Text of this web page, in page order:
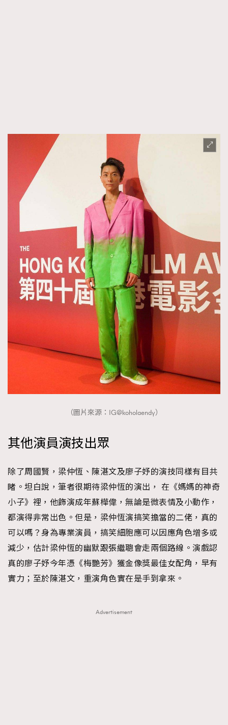
（圖片來源：IG@koholaendy）
其他演員演技出眾
除了周國賢，梁仲恆、陳湛文及廖子妤的演技同樣有目共
睹。坦白說，筆者很期待梁仲恆的演出， 在《媽媽的神奇
小子》裡，他飾演成年蘇樺偉，無論是微表情及小動作，
都演得非常出色。但是，梁仲恆演搞笑擔當的二佬，真的
可以嗎？身為專業演員，搞笑細胞應可以因應角色增多或
減少，估計梁仲恆的幽默跟張繼聰會走兩個路線。演戲認
真的廖子妤今年憑《梅艷芳》獲金像獎最佳女配角，早有
實力；至於陳湛文，重演角色實在是手到拿來。
Advertisement